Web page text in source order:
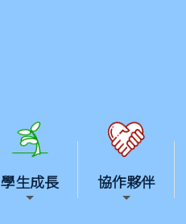
學生成長 協作夥伴